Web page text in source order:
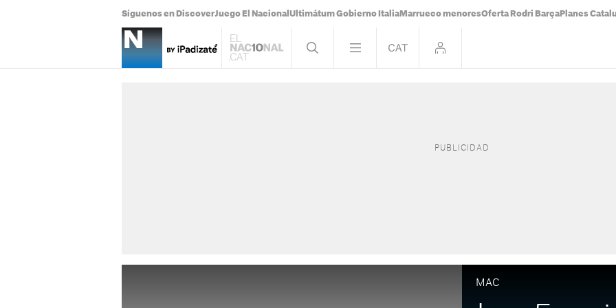
Síguenos en DiscoverJuego El Nacional Ultimátum Gobierno Italia Marrueco menoresOferta Rodri Barça Planes
MAC